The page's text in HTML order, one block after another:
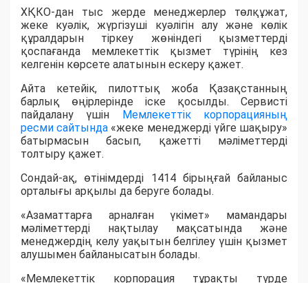
ХҚКО-дан тыс жерде менеджерлер төлқұжат,
жеке куәлік, жүргізуші куәлігін алу және көлік
құралдарын тіркеу жөніндегі қызметтерді
қоспағанда мемлекеттік қызмет түрінің кез
келгенін көрсете алатынын ескеру қажет.
Айта кетейік, пилоттық жоба Қазақстанның
барлық өңірлерінде іске қосылды. Сервисті
пайдалану үшін Мемлекеттік корпорацияның
ресми сайтында «жеке менеджерді үйге шақыру»
батырмасын басып, қажетті мәліметтерді
толтыру қажет.
Сондай-ақ, өтінімдерді 1414 бірыңғай байланыс
орталығы арқылы да беруге болады.
«Азаматтарға арналған үкімет» мамандары
мәліметтерді нақтылау мақсатында және
менеджердің келу уақытын белгілеу үшін қызмет
алушымен байланысатын болады.
«Мемлекеттік корпорация тұрақты түрде